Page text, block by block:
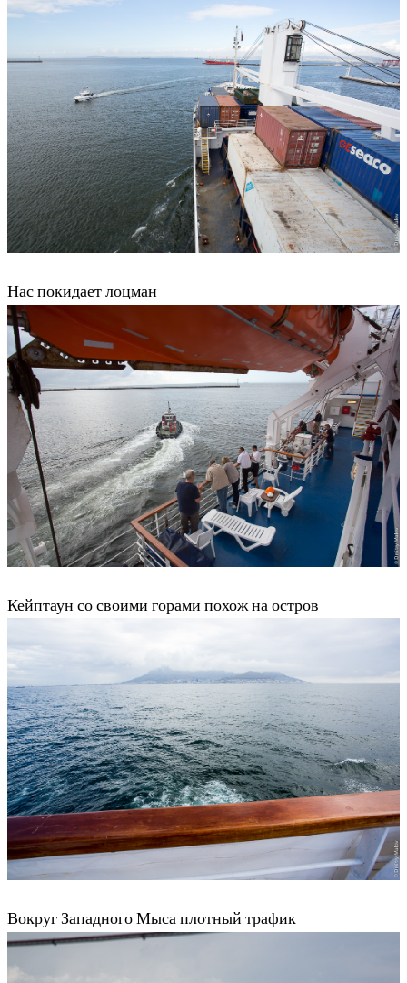
Нас покидает лоцман
Кейптаун со своими горами похож на остров
Вокруг Западного Мыса плотный трафик